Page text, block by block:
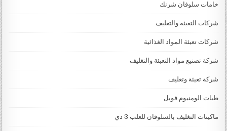
خامات سلوفان شرنك
شركات التعبئة والتغليف
شركات تعبئة المواد الغذائية
شركة تصنيع مواد التعبئة والتغليف
شركة تعبئة وتغليف
طبات الومنيوم فويل
ماكينات التغليف بالسلوفان للعلب 3 دي